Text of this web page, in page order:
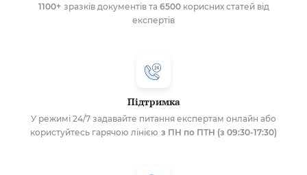
1100+ зразків документів та 6500корисних статей від
експертів
Підтримка
У режимі 24/7 задавайте питання експертам онлайн або
користуйтесь гарячою лінією з ПН по ПТН (з 09:30-17:30)